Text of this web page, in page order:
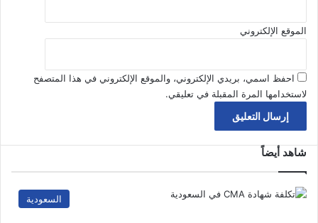
الموقع الإلكتروني
احفظ اسمي، بريدي الإلكتروني، والموقع الإلكتروني في هذا المتصفح
لاستخدامها المرة المقبلة في تعليقي.
شاهد أيضاً
السعودية